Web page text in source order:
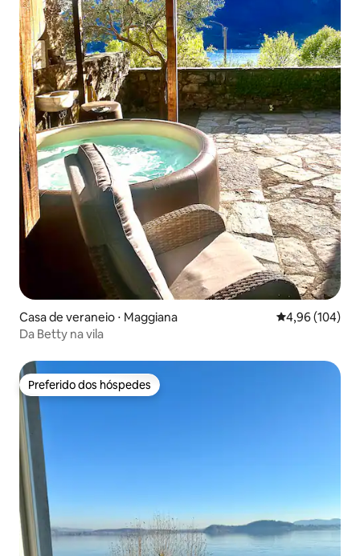
Casa de veraneio ⋅ Maggiana 4,96 de uma
4,96 (104)
Da Betty na vila
Preferido dos hóspedes
Preferido dos hóspedes